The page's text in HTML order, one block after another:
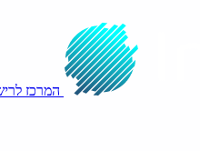
המרכז